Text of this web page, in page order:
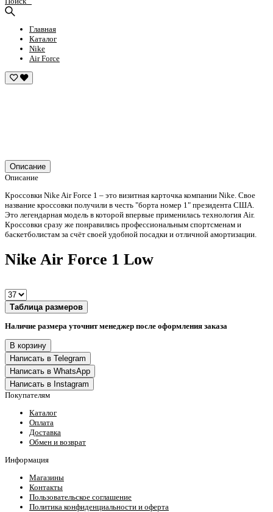
Главная
Каталог
Nike
Air Force
Описание
Описание
Кроссовки Nike Air Force 1 – это визитная карточка компании Nike. Свое
название кроссовки получили в честь "борта номер 1" президента США.
Это легендарная модель в которой впервые применилась технология Air.
Кроссовки сразу же понравились профессиональным спортсменам и
баскетболистам за счёт своей удобной посадки и отличной амортизации.
Nike Air Force 1 Low
Таблица размеров
Наличие размера уточнит менеджер после оформления заказа
В корзину
Написать в Telegram
Написать в WhatsApp
Написать в Instagram
Покупателям
Каталог
Оплата
Доставка
Обмен и возврат
Информация
Магазины
Контакты
Пользовательское соглашение
Политика конфиденциальности и оферта